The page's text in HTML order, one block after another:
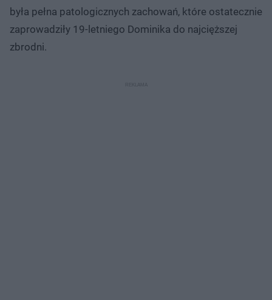
była pełna patologicznych zachowań, które ostatecznie
zaprowadziły 19-letniego Dominika do najcięższej
zbrodni.